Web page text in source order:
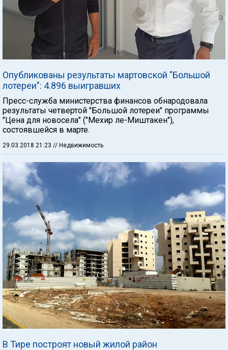
Опубликованы результаты мартовской "Большой
лотереи": 4.896 выигравших
Пресс-служба министерства финансов обнародовала
результаты четвертой "Большой лотереи" программы
"Цена для новосела" ("Мехир ле-Миштакен"),
состоявшейся в марте.
29.03.2018 21:23 // Недвижимость
В Тире построят новый жилой район